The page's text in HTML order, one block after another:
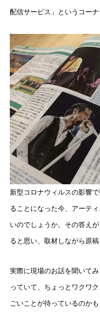
配信サービス」というコーナ
新型コロナウィルスの影響
ることになった今、アーテ
いのでしょうか。その答え
ると思い、取材しながら原稿
実際に現場のお話を聞いて
っていて、ちょっとワクワ
ごいことが待っているのか